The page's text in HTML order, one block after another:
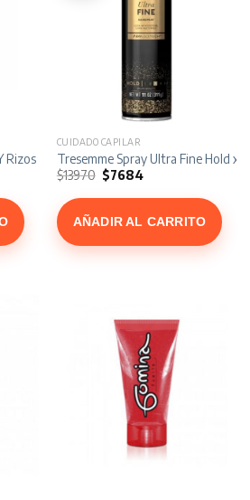
Rizos x 200 ml
CUIDADO CAPILAR
Tresemme Spray Ultra Fine Hold x
$13970 El
precio
original
$13970.
$7684El
actual
$7684.
AÑADIR AL CARRITO